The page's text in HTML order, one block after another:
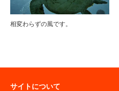
相変わらずの風です。
サイトについて